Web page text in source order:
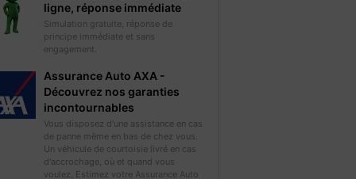
ligne, réponse immédiate
Simulation gratuite, réponse de
principe immédiate et sans
engagement.
Assurance Auto AXA -
Découvrez nos garanties
incontournables
Vous disposez d'une assistance en cas
de panne même en bas de chez vous.
Un véhicule de courtoisie livré en cas
d'accrochage, où et quand vous
voulez. Estimez votre Assurance Auto